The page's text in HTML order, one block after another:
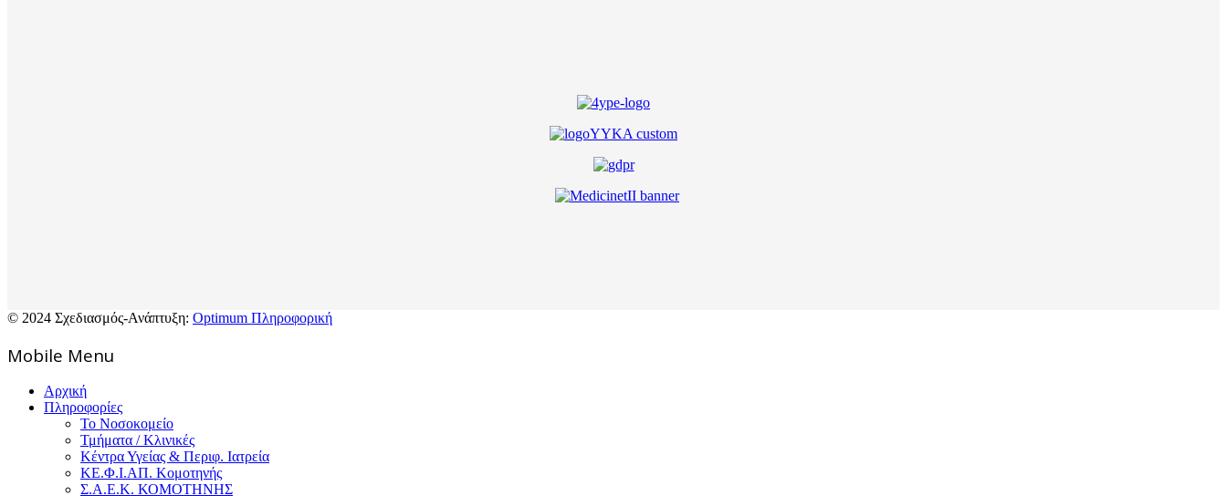
© 2024 Σχεδιασμός-Ανάπτυξη: Optimum Πληροφορική
Mοbile Menu
Αρχική
Πληροφορίες
Το Νοσοκομείο
Τμήματα / Κλινικές
Κέντρα Υγείας & Περιφ. Ιατρεία
ΚΕ.Φ.Ι.ΑΠ. Κομοτηνής
Σ.Α.Ε.Κ. ΚΟΜΟΤΗΝΗΣ